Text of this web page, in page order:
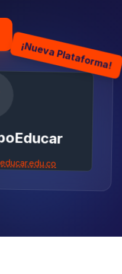
¡Nueva Plataforma!